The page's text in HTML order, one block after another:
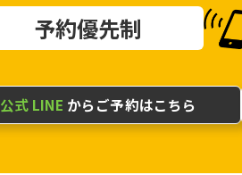
予約優先制
公式 LINE からご予約はこちら